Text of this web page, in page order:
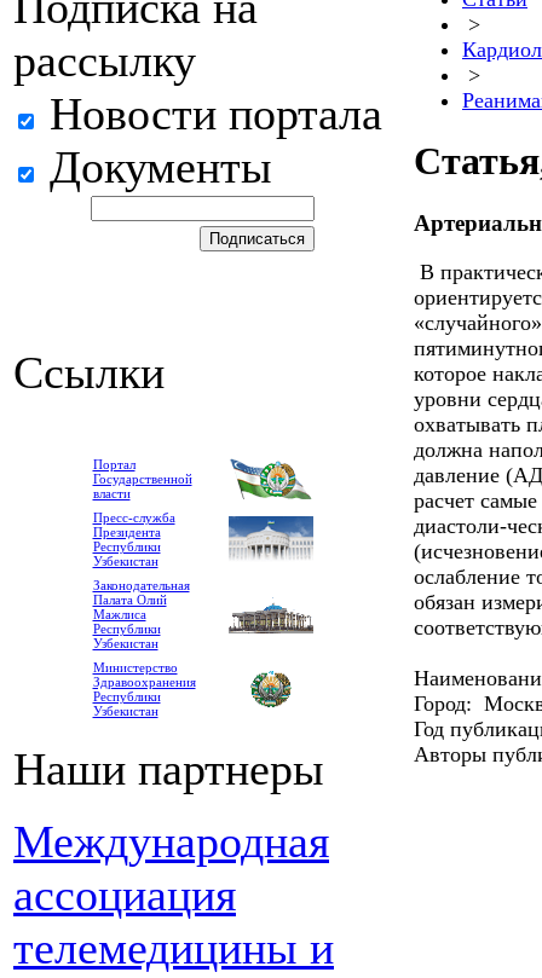
рассылку
Новости портала
Документы
Ссылки
Портал
Государственной
власти
Пресс-служба
Президента
Республики
Узбекистан
Законодательная
Палата Олий
Мажлиса
Республики
Узбекистан
Министерство
Здравоохранения
Республики
Узбекистан
Наши партнеры
Международная
ассоциация
телемедицины и
>
>
В
которое
уровни
охватывать
должна
давление
расчет
диастоли-
ослабление
обязан
Город:
Год
Авторы